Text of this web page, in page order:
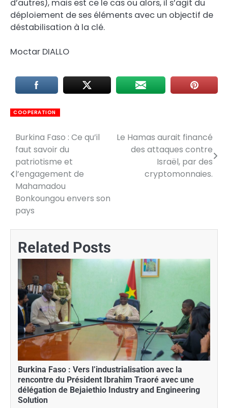
d’autres), mais est ce le cas ou alors, il s’agit du
déploiement de ses éléments avec un objectif de
déstabilisation à la clé.
Moctar DIALLO
COOPERATION
Navigation
de
l’article
Burkina Faso : Ce qu’il
faut savoir du
patriotisme et
l’engagement de
Mahamadou
Bonkoungou envers son
pays
Le Hamas aurait financé
des attaques contre
Israël, par des
cryptomonnaies.
Related Posts
Burkina Faso : Vers l’industrialisation avec la
rencontre du Président Ibrahim Traoré avec une
délégation de Bejaiethio Industry and Engineering
Solution